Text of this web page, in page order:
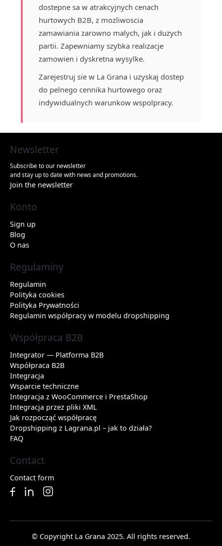
dostepne sa w atrakcyjnych cenach
hurtowych B2B, z mozliwoscia
zamawiania zarowno malych, jak i duzych
partii. Zapewniamy szybka realizacje
zamowien i dyskretna wysylke.
Zarejestruj sie w La Grana i uzyskaj dostep
do pelnego cennika hurtowego oraz
indywidualnych warunkow wspolpracy.
Newsletter
Subscribe to our newsletter
and stay up to date with news and promotions.
Join the newsletter
Konto
Sign up
Blog
O nas
Regulaminy
Regulamin
Polityka cookies
Polityka Prywatności
Regulamin współpracy w modelu dropshipping
Współpraca B2B
Integrator — Platforma B2B
Współpraca B2B
Integracja
Wsparcie techniczne
Integracja z WooCommerce i PrestaShop
Integracja przez pliki XML
Jak rozpocząć współpracę
Dropshipping z Lagrana.pl – jak to działa?
FAQ
Contact
Contact form
© Copyright La Grana 2025. All rights reserved.